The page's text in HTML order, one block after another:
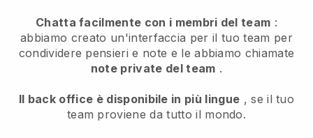
Chatta facilmente con i membri del team :
abbiamo creato un'interfaccia per il tuo team per
condividere pensieri e note e le abbiamo chiamate
note private del team .
Il back office è disponibile in più lingue , se il tuo
team proviene da tutto il mondo.